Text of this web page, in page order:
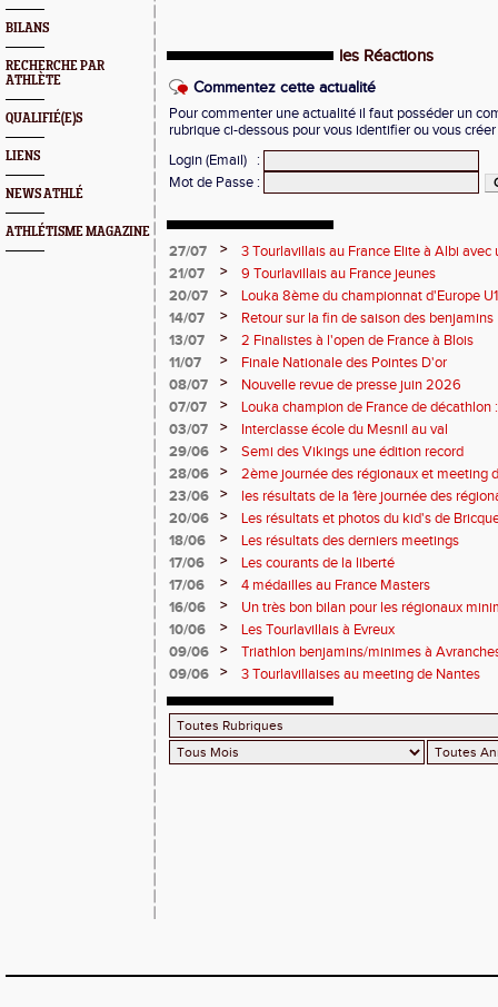
BILANS
RECHERCHE PAR
ATHLÈTE
QUALIFIÉ(E)S
LIENS
NEWS ATHLÉ
ATHLÉTISME MAGAZINE
les Réactions
Commentez cette actualité
Pour commenter une actualité il faut posséder un
rubrique ci-dessous pour vous identifier ou vous
Login (Email)
:
Mot de Passe :
27/07 >
3 Tourlavillais au France Elite à Albi
Juliette
21/07 >
9 Tourlavillais au France jeunes
20/07
>
Louka 8ème du championnat d'Europe
14/07
>
Retour sur la fin de saison des benjamins
13/07
>
2 Finalistes à l'open de France à Blois
11/07
>
Finale Nationale des Pointes D'or
08/07
>
Nouvelle revue de presse juin 2026
07/07
>
Louka champion de France de décathlon
points !
03/07 >
Interclasse école du Mesnil au val
29/06
>
Semi des Vikings une édition record
28/06
>
2ème journée des régionaux et meeting
23/06
>
les résultats de la 1ère journée des
2 titres
20/06 >
Les résultats et photos du kid's de
18/06
>
Les résultats des derniers meetings
17/06
>
Les courants de la liberté
17/06
>
4 médailles au France Masters
16/06
>
Un très bon bilan pour les régionaux
10/06
>
Les Tourlavillais à Evreux
09/06
>
Triathlon benjamins/minimes à
09/06
> 3 Tourlavillaises au meeting de Nantes